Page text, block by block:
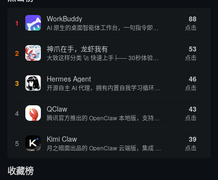
1 WorkBuddy 88
点击
2 神爪在手，龙虾我有 53
点击
3 Hermes Agent 46
点击
4 QClaw 43
点击
5 Kimi Claw 39
点击
收藏榜